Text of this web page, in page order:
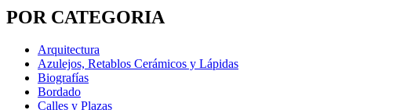
POR CATEGORIA
Arquitectura
Azulejos, Retablos Cerámicos y Lápidas
Biografías
Bordado
Calles y Plazas